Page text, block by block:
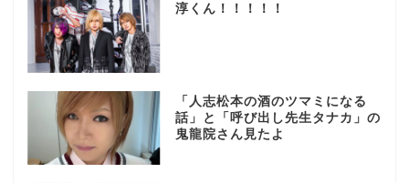
淳くん！！！！！
「人志松本の酒のツマミになる
話」と「呼び出し先生タナカ」の
鬼龍院さん見たよ